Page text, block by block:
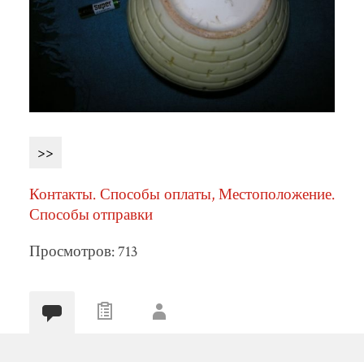
>>
Контакты. Способы оплаты, Местоположение.
Способы отправки
Просмотров: 713